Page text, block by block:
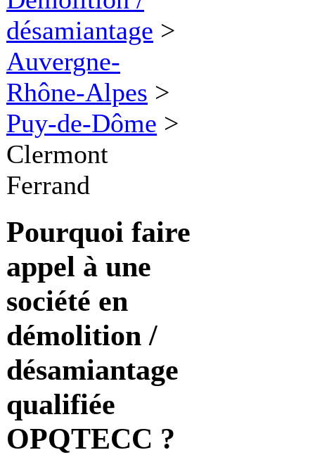
désamiantage >
Auvergne-
Rhône-Alpes >
Puy-de-Dôme >
Clermont
Ferrand
Pourquoi faire
appel à une
société en
démolition /
désamiantage
qualifiée
OPQTECC ?